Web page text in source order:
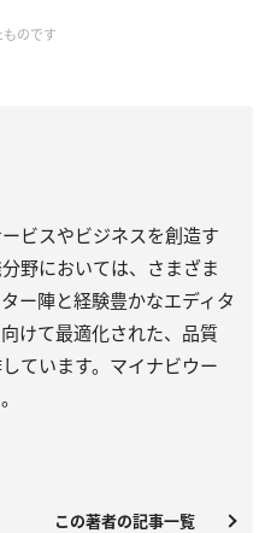
のです
ビスやビジネスを創造す
野においては、さまざま
ー陣と経験豊かなエディタ
けて最適化された、品質
ています。マイナビウー
この著者の記事一覧